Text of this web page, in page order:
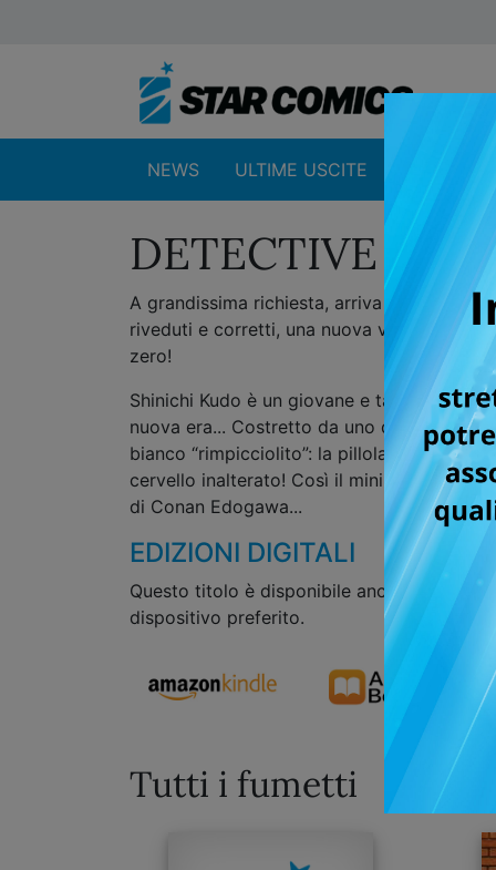
NEWS ULTIME USCITE
DETECTIVE
A grandissima richiesta, arriva finalmente
riveduti e corretti, una nuova veste
zero!
Shinichi Kudo è un giovane e talentuoso
nuova era... Costretto da uno di loro a
bianco “rimpicciolito”: la pillola ha infatti
cervello inalterato! Così il mini-
di Conan Edogawa...
EDIZIONI DIGITALI
Questo titolo è disponibile anche in
dispositivo preferito.
Tutti i fumetti